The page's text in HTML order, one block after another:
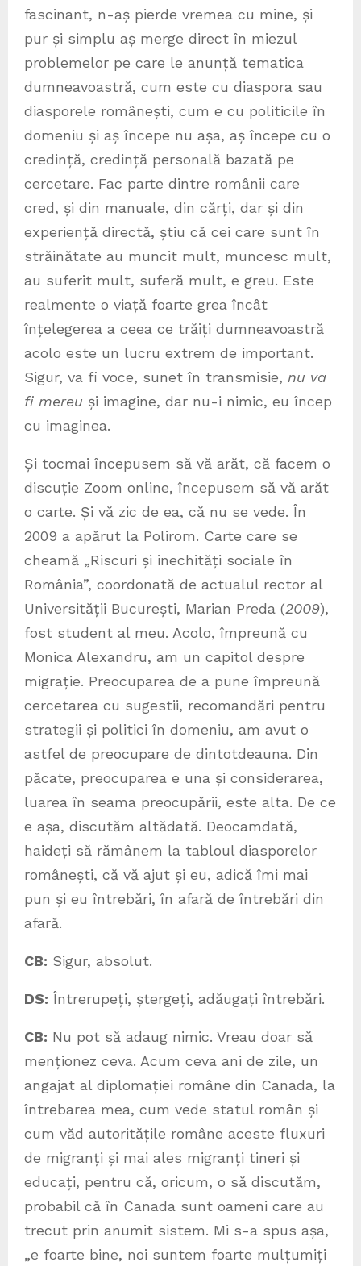
fascinant, n-aș pierde vremea cu mine, și
pur și simplu aș merge direct în miezul
problemelor pe care le anunță tematica
dumneavoastră, cum este cu diaspora sau
diasporele românești, cum e cu politicile în
domeniu și aș începe nu așa, aș începe cu o
credință, credință personală bazată pe
cercetare. Fac parte dintre românii care
cred, și din manuale, din cărți, dar și din
experiență directă, știu că cei care sunt în
străinătate au muncit mult, muncesc mult,
au suferit mult, suferă mult, e greu. Este
realmente o viață foarte grea încât
înțelegerea a ceea ce trăiți dumneavoastră
acolo este un lucru extrem de important.
Sigur, va fi voce, sunet în transmisie, nu va
fi mereu și imagine, dar nu-i nimic, eu încep
cu imaginea.
Și tocmai începusem să vă arăt, că facem o
discuție Zoom online, începusem să vă arăt
o carte. Și vă zic de ea, că nu se vede. În
2009 a apărut la Polirom. Carte care se
cheamă „Riscuri și inechități sociale în
România”, coordonată de actualul rector al
Universității București, Marian Preda (2009),
fost student al meu. Acolo, împreună cu
Monica Alexandru, am un capitol despre
migrație. Preocuparea de a pune împreună
cercetarea cu sugestii, recomandări pentru
strategii și politici în domeniu, am avut o
astfel de preocupare de dintotdeauna. Din
păcate, preocuparea e una și considerarea,
luarea în seama preocupării, este alta. De ce
e așa, discutăm altădată. Deocamdată,
haideți să rămânem la tabloul diasporelor
românești, că vă ajut și eu, adică îmi mai
pun și eu întrebări, în afară de întrebări din
afară.
CB: Sigur, absolut.
DS: Întrerupeți, ștergeți, adăugați întrebări.
CB: Nu pot să adaug nimic. Vreau doar să
menționez ceva. Acum ceva ani de zile, un
angajat al diplomației române din Canada, la
întrebarea mea, cum vede statul român și
cum văd autoritățile române aceste fluxuri
de migranți și mai ales migranți tineri și
educați, pentru că, oricum, o să discutăm,
probabil că în Canada sunt oameni care au
trecut prin anumit sistem. Mi s-a spus așa,
„e foarte bine, noi suntem foarte mulțumiți